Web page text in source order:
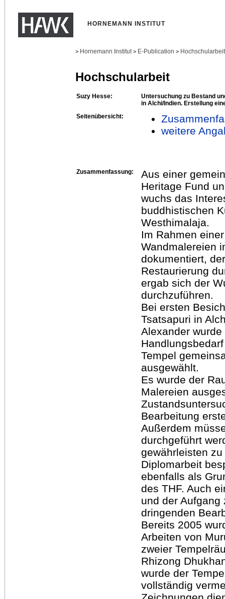
HORNEMANN INSTITUT
> Hornemann Institut > E-Publication >
Hochschularbeit
Suzy Hesse:
Untersuchung zu Bestand
in Alchi/Indien. Erstellung
Seitenübersicht:
weitere
Zusammenfassung:
Aus einer
Heritage Fund
wuchs das
buddhistischen
Westhimalaja.
Im Rahmen
Wandmalereien
dokumentiert,
Restaurierung
ergab sich der
durchzuführen.
Bei ersten
Tsatsapuri in
Alexander
Tempel
ausgewählt.
Es wurde der
Malereien
Bearbeitung
Außerdem
durchgeführt
gewährleisten
Diplomarbeit
ebenfalls als
des THF. Auch
und der Aufgang
dringenden
Bereits 2005
Arbeiten von
zweier
Rhizong
wurde der
vollständig